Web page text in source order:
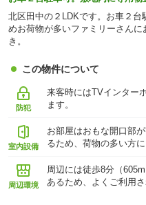
北区田中の２LDKです。お車２
めお荷物が多いファミリーさん
き。
この物件について
防犯
来客時にはTVインター
ます。
室内設備
お部屋はおもな開口部
るため、荷物の多い方に
周辺環境
周辺には徒歩8分（
あるため、よくご利用